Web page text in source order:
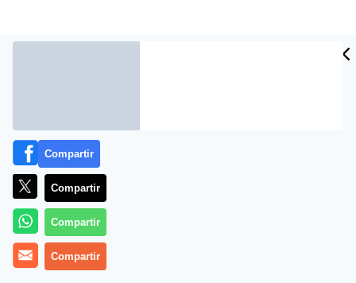
Más información
Compartir
Compartir
Compartir
Compartir